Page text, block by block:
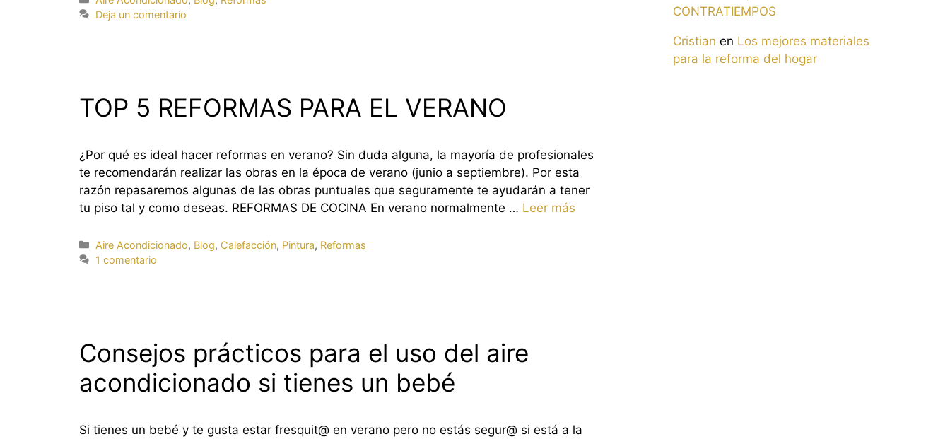
Deja un comentario
TOP 5 REFORMAS PARA EL VERANO
¿Por qué es ideal hacer reformas en verano? Sin duda alguna, la mayoría de profesionales
te recomendarán realizar las obras en la época de verano (junio a septiembre). Por esta
razón repasaremos algunas de las obras puntuales que seguramente te ayudarán a tener
tu piso tal y como deseas. REFORMAS DE COCINA En verano normalmente … Leer más
Categorías
Aire Acondicionado, Blog, Calefacción, Pintura, Reformas
1 comentario
Consejos prácticos para el uso del aire
acondicionado si tienes un bebé
Si tienes un bebé y te gusta estar fresquit@ en verano pero no estás segur@ si está a la
CONTRATIEMPOS
Cristian en Los mejores materiales
para la reforma del hogar